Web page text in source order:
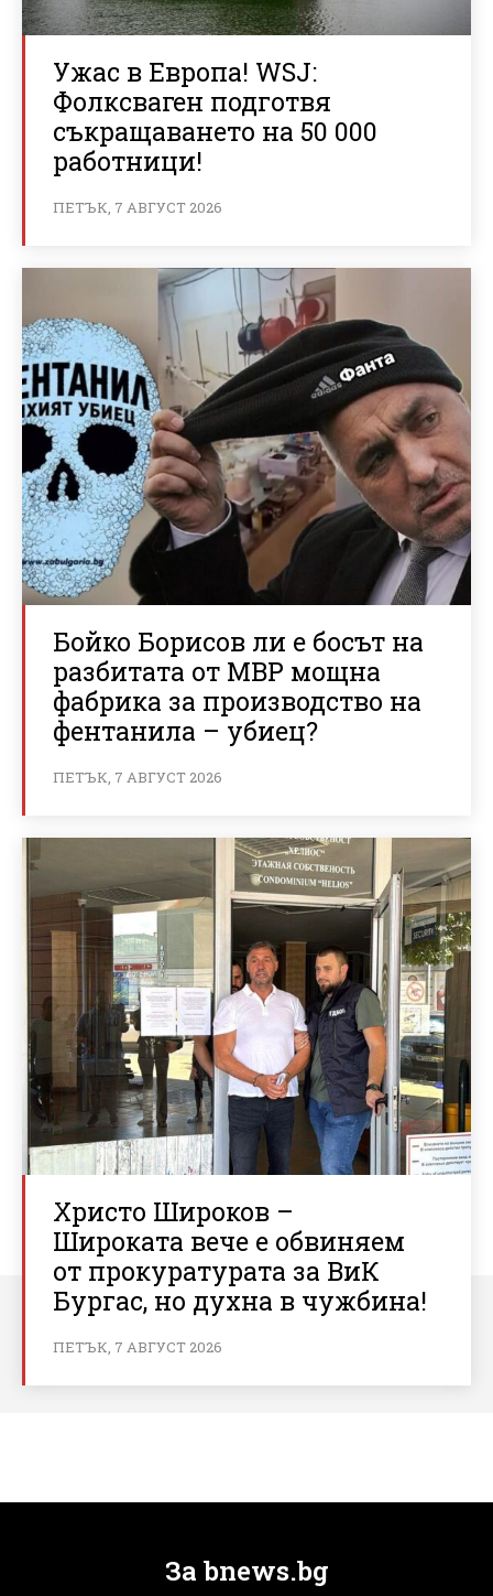
Ужас в Европа! WSJ:
Фолксваген подготвя
съкращаването на 50 000
работници!
ПЕТЪК, 7 АВГУСТ 2026
Бойко Борисов ли е босът на
разбитата от МВР мощна
фабрика за производство на
фентанила – убиец?
ПЕТЪК, 7 АВГУСТ 2026
Христо Широков –
Широката вече е обвиняем
от прокуратурата за ВиК
Бургас, но духна в чужбина!
ПЕТЪК, 7 АВГУСТ 2026
За bnews.bg